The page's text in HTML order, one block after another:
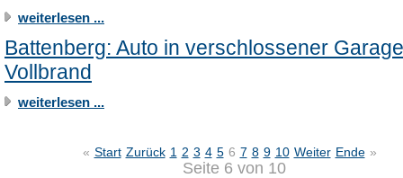
weiterlesen ...
Battenberg: Auto in verschlossener
Vollbrand
weiterlesen ...
« Start Zurück 1 2 3 4 5 6 7 8 9 10 Weiter Ende »
Seite 6 von 10